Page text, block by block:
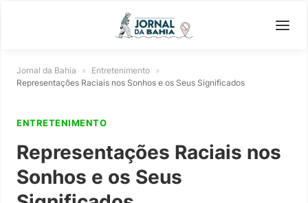
Jornal da Bahia » Entretenimento »
Representações Raciais nos Sonhos e os Seus Significados
ENTRETENIMENTO
Representações Raciais nos
Sonhos e os Seus